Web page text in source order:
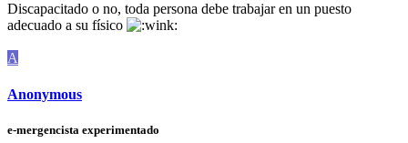
Discapacitado o no, toda persona debe trabajar en un puesto
adecuado a su físico
A
Anonymous
e-mergencista experimentado